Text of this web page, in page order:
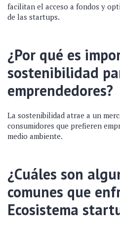
facilitan el acceso a fondos y
de las startups.
¿Por qué es
sostenibilidad
emprendedores?
La sostenibilidad atrae a un
consumidores que prefieren
medio ambiente.
¿Cuáles son
comunes que
Ecosistema